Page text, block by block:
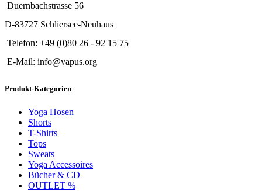
Duernbachstrasse 56
D-83727 Schliersee-Neuhaus
Telefon: +49 (0)80 26 - 92 15 75
E-Mail: info@vapus.org
Produkt-Kategorien
Yoga Hosen
Shorts
T-Shirts
Tops
Sweats
Yoga Accessoires
Bücher & CD
OUTLET %